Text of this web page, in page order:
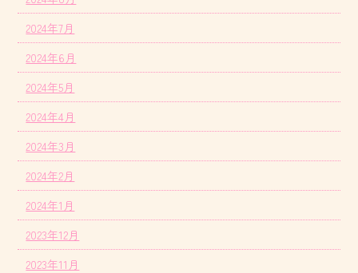
2024年7月
2024年6月
2024年5月
2024年4月
2024年3月
2024年2月
2024年1月
2023年12月
2023年11月